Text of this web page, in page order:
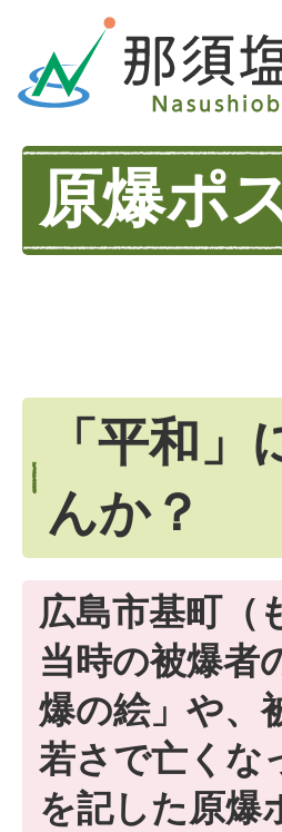
原爆ポ
「平和
んか？
広島市基町（
当時の被爆者
爆の絵」や、
若さで亡くな
を記した原爆